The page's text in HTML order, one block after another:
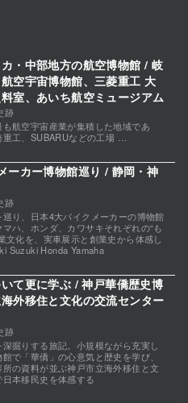
跡
・中部地方の航空博物館 / 岐
空宇宙博物館、三菱重工 大
室、あいち航空ミュージアム
航空宇宙産業が集積した地域であ
工、SUBARUなどの工場 …
跡
ーカー博物館巡り / 静岡・神
り、日本4大バイクメーカーの博物館
ハ、ホンダ、カワサキそれぞれの“も
文化を、実車展示と創業史から体感し
Suzuki Honda Yamaha
跡
て更に学ぶ / 神戸華僑歴史博
外移住と文化の交流センター
掘りする旅記。小規模ながら充実し
で「華僑」の心意気と歴史を学び、
の資料が並ぶ神戸市立海外移住と文
本移民史を体感する